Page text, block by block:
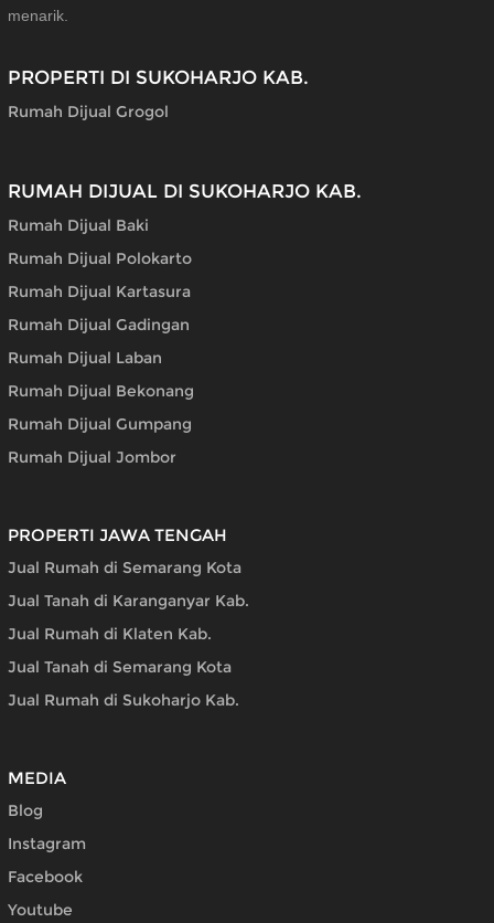
menarik.
PROPERTI DI SUKOHARJO KAB.
Rumah Dijual Grogol
RUMAH DIJUAL DI SUKOHARJO KAB.
Rumah Dijual Baki
Rumah Dijual Polokarto
Rumah Dijual Kartasura
Rumah Dijual Gadingan
Rumah Dijual Laban
Rumah Dijual Bekonang
Rumah Dijual Gumpang
Rumah Dijual Jombor
PROPERTI JAWA TENGAH
Jual Rumah di Semarang Kota
Jual Tanah di Karanganyar Kab.
Jual Rumah di Klaten Kab.
Jual Tanah di Semarang Kota
Jual Rumah di Sukoharjo Kab.
MEDIA
Blog
Instagram
Facebook
Youtube